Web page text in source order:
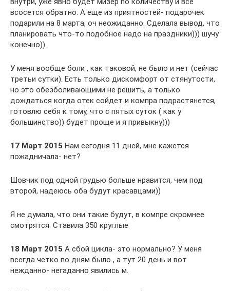
всосется обратно. А еще из приятностей- подарочек
подарили на 8 марта, оч неожиданно. Сделала вывод, что
планировать что-то подобное надо на праздники))) шучу
конечно)).
У меня вообще боли , как таковой, не было и нет (сейчас
третьи сутки). Есть только дискомфорт от стянутости,
но это обезболивающими не решить, а только
дождаться когда отек сойдет и компра подрастянется,
готовлю себя к тому, что с пятых суток ( как у
большинство)) будет проще и я привыкну)))
17 Март 2015 Нам сегодня 11 дней, мне кажется
пожадничала- нет?
Шовчик под одной грудью больше нравится, чем под
второй, надеюсь оба будут красавцами))
Я не думала, что они такие будут, в компре скромнее
смотрятся. Ставила 350 круглые
18 Март 2015 А сбой цикла- это нормально? У меня
всегда четко по дням было , а тут 20 день и вот
нежданно- негаданно явились м.